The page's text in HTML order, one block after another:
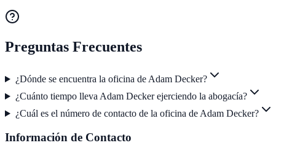
Preguntas Frecuentes
¿Dónde se encuentra la oficina de Adam Decker?
¿Cuánto tiempo lleva Adam Decker ejerciendo la abogacía?
¿Cuál es el número de contacto de la oficina de Adam Decker?
Información de Contacto